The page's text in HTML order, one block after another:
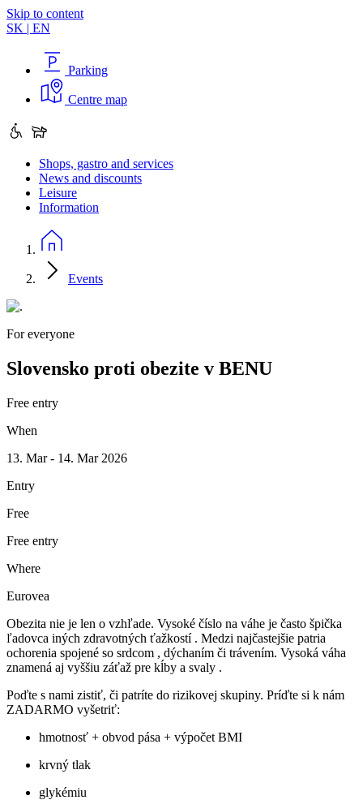
Skip to content
SK | EN
Parking
Centre map
Shops, gastro and services
News and discounts
Leisure
Information
Events
For everyone
Slovensko proti obezite v BENU
Free entry
When
13. Mar - 14. Mar 2026
Entry
Free
Free entry
Where
Eurovea
Obezita nie je len o vzhľade. Vysoké číslo na váhe je často špička
ľadovca iných zdravotných ťažkostí . Medzi najčastejšie patria
ochorenia spojené so srdcom , dýchaním či trávením. Vysoká váha
znamená aj vyššiu záťaž pre kĺby a svaly .
Poďte s nami zistiť, či patríte do rizikovej skupiny. Príďte si k nám
ZADARMO vyšetriť:
hmotnosť + obvod pása + výpočet BMI
krvný tlak
glykémiu